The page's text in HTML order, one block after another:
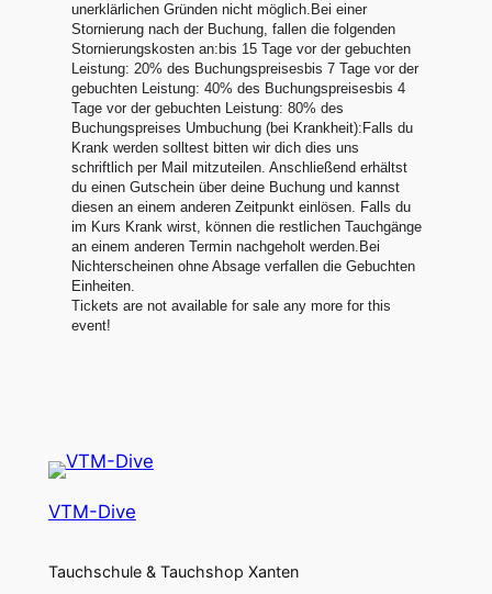
unerklärlichen Gründen nicht möglich.Bei einer
Stornierung nach der Buchung, fallen die folgenden
Stornierungskosten an:bis 15 Tage vor der gebuchten
Leistung: 20% des Buchungspreisesbis 7 Tage vor der
gebuchten Leistung: 40% des Buchungspreisesbis 4
Tage vor der gebuchten Leistung: 80% des
Buchungspreises Umbuchung (bei Krankheit):Falls du
Krank werden solltest bitten wir dich dies uns
schriftlich per Mail mitzuteilen. Anschließend erhältst
du einen Gutschein über deine Buchung und kannst
diesen an einem anderen Zeitpunkt einlösen. Falls du
im Kurs Krank wirst, können die restlichen Tauchgänge
an einem anderen Termin nachgeholt werden.Bei
Nichterscheinen ohne Absage verfallen die Gebuchten
Einheiten.
Tickets are not available for sale any more for this
event!
VTM-Dive
Tauchschule & Tauchshop Xanten